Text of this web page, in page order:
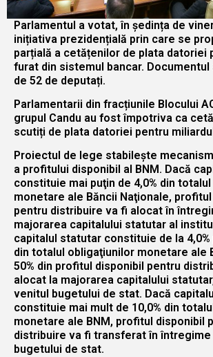
Parlamentul a votat, în ședința de
inițiativa prezidențială prin care se
parțială a cetățenilor de plata datoriei
furat din sistemul bancar.
de 52 de deputați.
Parlamentarii din fracțiunile Blocului
grupul Candu au fost împotriva ca
scutiți de plata datoriei pentru
Proiectul de lege stabilește
a profitului disponibil al BNM. Dacă
constituie mai puţin de 4,0% din
monetare ale Băncii Naţionale, profitul
pentru distribuire va fi alocat în
majorarea capitalului statutar al
capitalul statutar constituie de la 4,0%
din totalul obligaţiunilor monetare ale
50% din profitul disponibil pentru
alocat la majorarea capitalului
venitul bugetului de stat. Dacă
constituie mai mult de 10,0% din
monetare ale BNM, profitul disponibil
distribuire va fi transferat în întregime
bugetului de stat.